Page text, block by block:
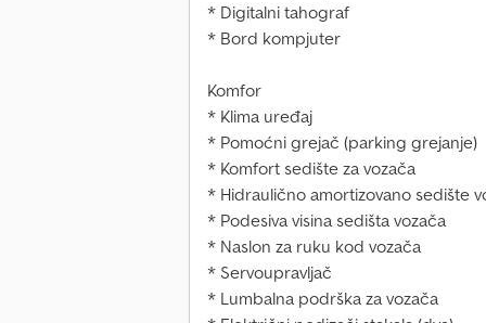
* Digitalni tahograf
* Bord kompjuter
Komfor
* Klima uređaj
* Pomoćni grejač (parking grejanje)
* Komfort sedište za vozača
* Hidraulično amortizovano sedište
* Podesiva visina sedišta vozača
* Naslon za ruku kod vozača
* Servoupravljač
* Lumbalna podrška za vozača